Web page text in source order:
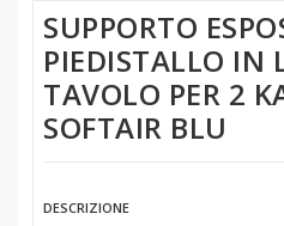
SUPPORTO
PIEDISTALLO IN
TAVOLO PER 2
SOFTAIR BLU
DESCRIZIONE